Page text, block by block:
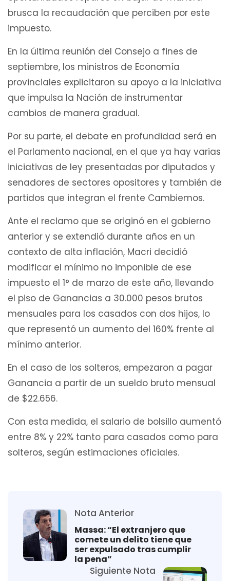
brusca la recaudación que perciben por este
impuesto.
En la última reunión del Consejo a fines de
septiembre, los ministros de Economía
provinciales explicitaron su apoyo a la iniciativa
que impulsa la Nación de instrumentar
cambios de manera gradual.
Por su parte, el debate en profundidad será en
el Parlamento nacional, en el que ya hay varias
iniciativas de ley presentadas por diputados y
senadores de sectores opositores y también de
partidos que integran el frente Cambiemos.
Ante el reclamo que se originó en el gobierno
anterior y se extendió durante años en un
contexto de alta inflación, Macri decidió
modificar el mínimo no imponible de ese
impuesto el 1° de marzo de este año, llevando
el piso de Ganancias a 30.000 pesos brutos
mensuales para los casados con dos hijos, lo
que representó un aumento del 160% frente al
mínimo anterior.
En el caso de los solteros, empezaron a pagar
Ganancia a partir de un sueldo bruto mensual
de $22.656.
Con esta medida, el salario de bolsillo aumentó
entre 8% y 22% tanto para casados como para
solteros, según estimaciones oficiales.
Nota Anterior
Massa: “El extranjero que
comete un delito tiene que
ser expulsado tras cumplir
la pena”
Siguiente Nota